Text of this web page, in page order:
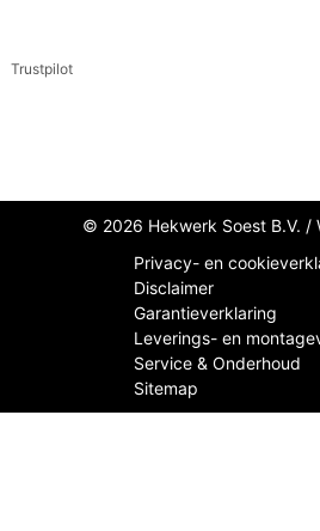
Trustpilot
© 2026 Hekwerk Soest B.V. /
Privacy- en
Disclaimer
Garantieverklaring
Leverings- en
Service & Onderhoud
Sitemap